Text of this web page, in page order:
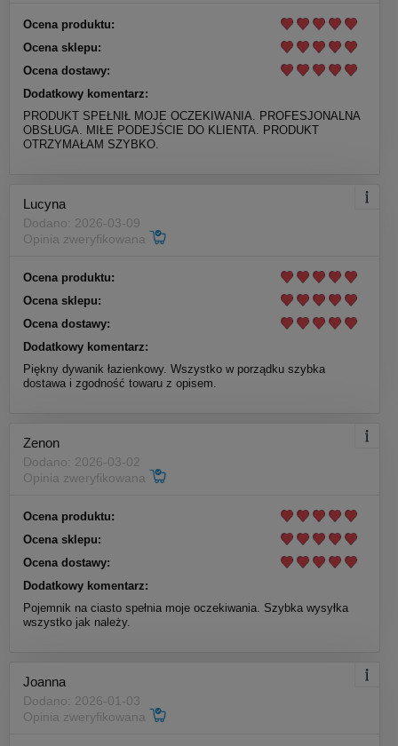
Ocena produktu:
Ocena sklepu:
Ocena dostawy:
Dodatkowy komentarz:
PRODUKT SPEŁNIŁ MOJE OCZEKIWANIA. PROFESJONALNA
OBSŁUGA. MIŁE PODEJŚCIE DO KLIENTA. PRODUKT
OTRZYMAŁAM SZYBKO.
Lucyna
Dodano: 2026-03-09
Opinia zweryfikowana
Ocena produktu:
Ocena sklepu:
Ocena dostawy:
Dodatkowy komentarz:
Piękny dywanik łazienkowy. Wszystko w porządku szybka
dostawa i zgodność towaru z opisem.
Zenon
Dodano: 2026-03-02
Opinia zweryfikowana
Ocena produktu:
Ocena sklepu:
Ocena dostawy:
Dodatkowy komentarz:
Pojemnik na ciasto spełnia moje oczekiwania. Szybka wysyłka
wszystko jak należy.
Joanna
Dodano: 2026-01-03
Opinia zweryfikowana